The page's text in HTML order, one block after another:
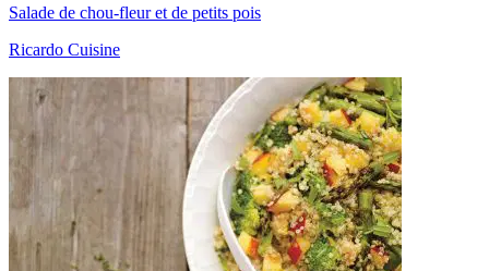
Salade de chou-fleur et de petits pois
Ricardo Cuisine